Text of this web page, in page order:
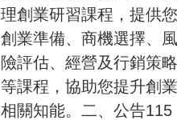
理創業研習課程，提供您
創業準備、商機選擇、風
險評估、經營及行銷策略
等課程，協助您提升創業
相關知能。二、公告115